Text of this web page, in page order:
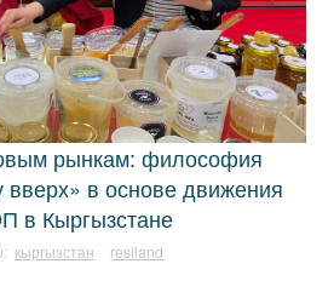
рынкам: философия
вверх» в основе движения
в Кыргызстане
кыргызстан resiland